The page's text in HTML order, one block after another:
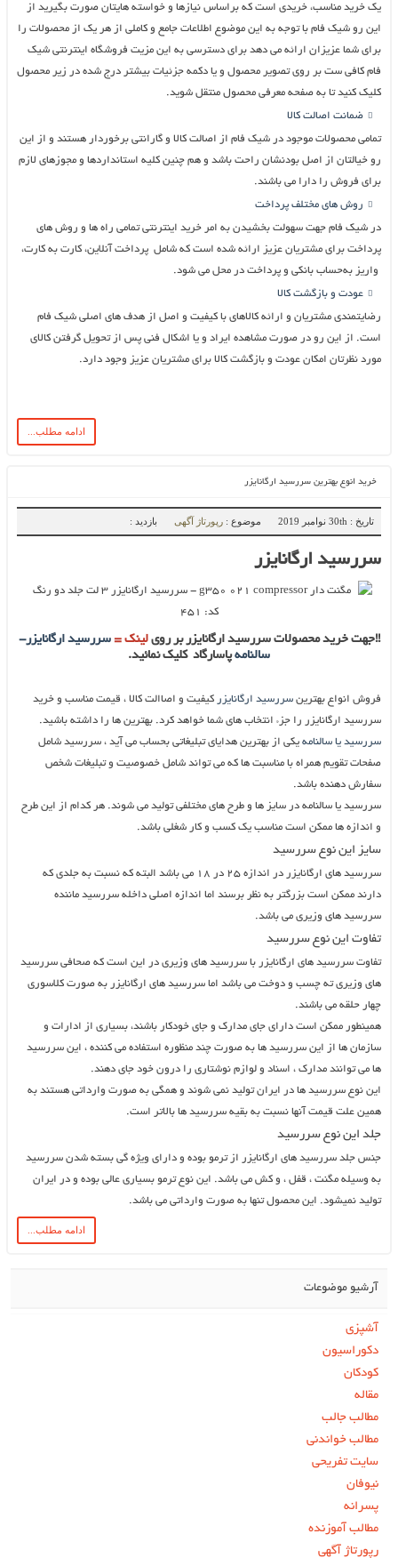
یک خرید مناسب، خریدی است که براساس نیازها و خواسته هایتان صورت بگیرید از
این رو شیک فام با توجه به این موضوع اطلاعات جامع و کاملی از هر یک از محصولات را
برای شما عزیزان ارائه می دهد برای دسترسی به این مزیت فروشگاه اینترنتی شیک
فام کافی ست بر روی تصویر محصول و یا دکمه جزئیات بیشتر درج شده در زیر محصول
کلیک کنید تا به صفحه معرفی محصول منتقل شوید.
ضمانت اصالت کالا
تمامی محصولات موجود در شیک فام از اصالت کالا و گارانتی برخوردار هستند و از این
رو خیالتان از اصل بودنشان راحت باشد و هم چنین کلیه استانداردها و مجوزهای لازم
برای فروش را دارا می باشند.
روش های مختلف پرداخت
در شیک فام جهت سهولت بخشیدن به امر خرید اینترنتی تمامی راه ها و روش های
پرداخت برای مشتریان عزیز ارائه شده است که شامل پرداخت آنلاین، کارت به کارت،
واریز به‌حساب بانکی و پرداخت در محل می شود.
عودت و بازگشت کالا
رضایتمندی مشتریان و ارائه کالاهای با کیفیت و اصل از هدف های اصلی شیک فام
است. از این رو در صورت مشاهده ایراد و یا اشکال فنی پس از تحویل گرفتن کالای
مورد نظرتان امکان عودت و بازگشت کالا برای مشتریان عزیز وجود دارد.
ادامه مطلب...
خرید انوع بهترین سررسید ارگانایزر
تاریخ : 30th نوامبر 2019 موضوع : رپورتاژ آگهی بازدید :
سررسید ارگانایزر
!!جهت خرید محصولات سررسید ارگانایزر بر روی لینک = سررسید ارگانایزر-
سالنامهپاسارگاد کلیک نمائید.
فروش انواع بهترین سررسید ارگانایزر کیفیت و اصاالت کالا ، قیمت مناسب و خرید
سررسید ارگانایزر را جزء انتخاب های شما خواهد کرد. بهترین ها را داشته باشید.
سررسید یا سالنامهیکی از بهترین هدایای تبلیغاتی بحساب می آید ، سررسید شامل
صفحات تقویم همراه با مناسبت ها که می تواند شامل خصوصیت و تبلیغات شخص
سفارش دهنده باشد.
سررسید یا سالنامه در سایز ها و طرح های مختلفی تولید می شوند. هر کدام از این طرح
و اندازه ها ممکن است مناسب یک کسب و کار شغلی باشد.
سایز این نوع سررسید
سررسید های ارگانایزر در اندازه ۲۵ در ۱۸ می باشد البته که نسبت به جلدی که
دارند ممکن است بزرگتر به نظر برسند اما اندازه اصلی داخله سررسید ماننده
سررسید های وزیری می باشد.
تفاوت این نوع سررسید
تفاوت سررسید های ارگانایزر با سررسید های وزیری در این است که صحافی سررسید
های وزیری ته چسب و دوخت می باشد اما سررسید های ارگانایزر به صورت کلاسوری
چهار حلقه می باشند.
همینطور ممکن است دارای جای مدارک و جای خودکار باشند، بسیاری از ادارات و
سازمان ها از این سررسید ها به صورت چند منظوره استفاده می کننده ، این سررسید
ها می توانند مدارک ، اسناد و لوازم نوشتاری را درون خود جای دهند.
این نوع سررسید ها در ایران تولید نمی شوند و همگی به صورت وارداتی هستند به
همین علت قیمت آنها نسبت به بقیه سررسید ها بالاتر است.
جلد این نوع سررسید
جنس جلد سررسید های ارگانایزر از ترمو بوده و دارای ویژه گی بسته شدن سررسید
به وسیله مگنت ، قفل ، و کش می باشد. این نوع ترمو بسیاری عالی بوده و در ایران
تولید نمیشود. این محصول تنها به صورت وارداتی می باشد.
ادامه مطلب...
آرشیو موضوعات
آشپزی
دکوراسیون
کودکان
مقاله
مطالب جالب
مطالب خواندنی
سایت تفریحی
نیوفان
پسرانه
مطالب آموزنده
رپورتاژ آگهی